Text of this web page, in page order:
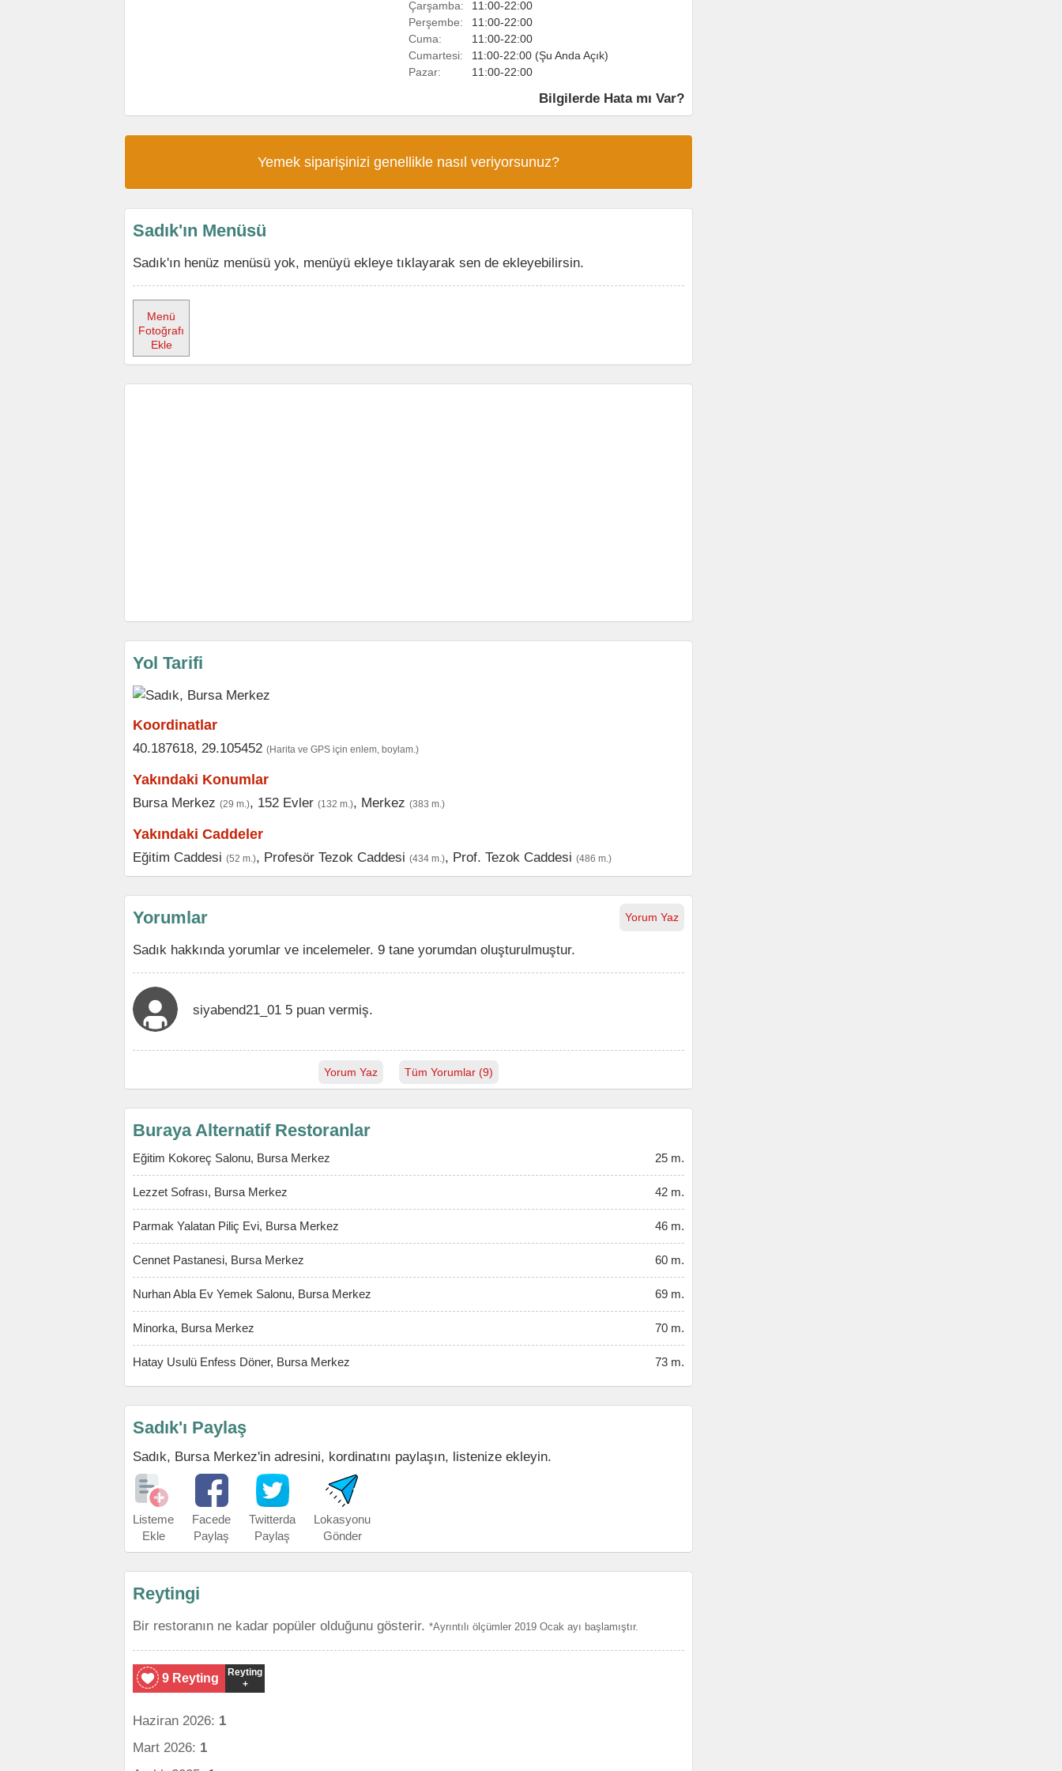
Çarşamba:
11:00-22:00
Perşembe:
11:00-22:00
Cuma:
11:00-22:00
Cumartesi:
11:00-22:00 (Şu Anda Açık)
Pazar:
11:00-22:00
Bilgilerde Hata mı Var?
Yemek siparişinizi genellikle nasıl veriyorsunuz?
Sadık'ın Menüsü
Sadık'ın henüz menüsü yok, menüyü ekleye tıklayarak sen de ekleyebilirsin.
Menü
Fotoğrafı
Ekle
Yol Tarifi
Koordinatlar
40.187618, 29.105452 (Harita ve GPS için enlem, boylam.)
Yakındaki Konumlar
Bursa Merkez (29 m.), 152 Evler (132 m.), Merkez (383 m.)
Yakındaki Caddeler
Eğitim Caddesi (52 m.), Profesör Tezok Caddesi (434 m.), Prof. Tezok Caddesi (486 m.)
Yorum Yaz
Yorumlar
Sadık hakkında yorumlar ve incelemeler. 9 tane yorumdan oluşturulmuştur.
siyabend21_01 5 puan vermiş.
Yorum Yaz Tüm Yorumlar (9)
Buraya Alternatif Restoranlar
Eğitim Kokoreç Salonu, Bursa Merkez 25 m.
Lezzet Sofrası, Bursa Merkez 42 m.
Parmak Yalatan Piliç Evi, Bursa Merkez 46 m.
Cennet Pastanesi, Bursa Merkez 60 m.
Nurhan Abla Ev Yemek Salonu, Bursa Merkez 69 m.
Minorka, Bursa Merkez 70 m.
Hatay Usulü Enfess Döner, Bursa Merkez 73 m.
Sadık'ı Paylaş
Sadık, Bursa Merkez'in adresini, kordinatını paylaşın, listenize ekleyin.
Listeme
Ekle
Facede
Paylaş
Twitterda
Paylaş
Lokasyonu
Gönder
Reytingi
Bir restoranın ne kadar popüler olduğunu gösterir. *Ayrıntılı ölçümler 2019 Ocak ayı başlamıştır.
9 Reyting
Reyting
+
Haziran 2026: 1
Mart 2026: 1